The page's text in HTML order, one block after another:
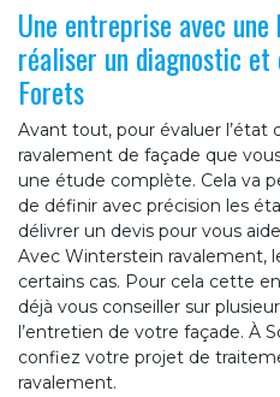
Une entreprise avec
réaliser un diagnostic et
Forets
Avant tout, pour évaluer l’état
ravalement de façade que
une étude complète. Cela va
de définir avec précision les
délivrer un devis pour vous
Avec Winterstein ravalement,
certains cas. Pour cela cette
déjà vous conseiller sur
l’entretien de votre façade. À
confiez votre projet de
ravalement.